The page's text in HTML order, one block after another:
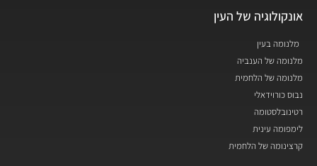
אונקולוגיה של העין
מלנומה בעין
מלנומה של הענביה
מלנומה של הלחמית
נבוס כורוידאלי
רטינובלסטומה
לימפומה עינית
קרצינומה של הלחמית